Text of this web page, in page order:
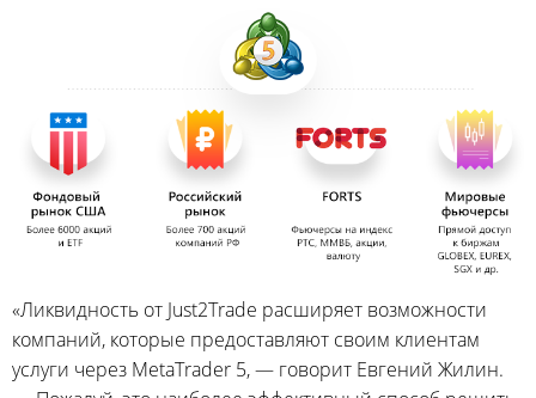
«Ликвидность от Just2Trade расширяет возможности
компаний, которые предоставляют своим клиентам
услуги через MetaTrader 5, — говорит Евгений Жилин.